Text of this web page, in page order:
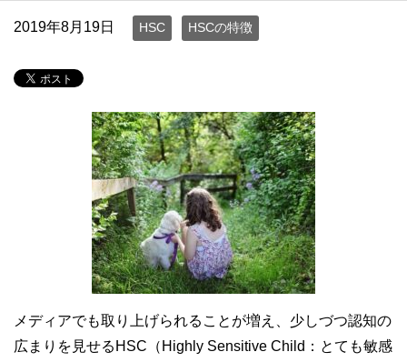
2019年8月19日 HSC HSCの特徴
メディアでも取り上げられることが増え、少しづつ認知の
広まりを見せるHSC（Highly Sensitive Child：とても敏感